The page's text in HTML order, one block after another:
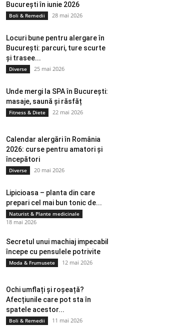
București în iunie 2026
Boli & Remedii 28 mai 2026
Locuri bune pentru alergare în
București: parcuri, ture scurte
și trasee...
Diverse 25 mai 2026
Unde mergi la SPA în București:
masaje, saună și răsfăț
Fitness & Diete 22 mai 2026
Calendar alergări în România
2026: curse pentru amatori și
începători
Diverse 20 mai 2026
Lipicioasa – planta din care
prepari cel mai bun tonic de...
Naturist & Plante medicinale
18 mai 2026
Secretul unui machiaj impecabil
începe cu pensulele potrivite
Moda & Frumusete 12 mai 2026
Ochi umflați și roșeață?
Afecțiunile care pot sta în
spatele acestor...
Boli & Remedii 11 mai 2026